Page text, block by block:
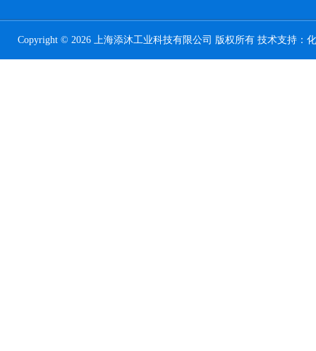
Copyright © 2026 上海添沐工业科技有限公司 版权所有 技术支持：